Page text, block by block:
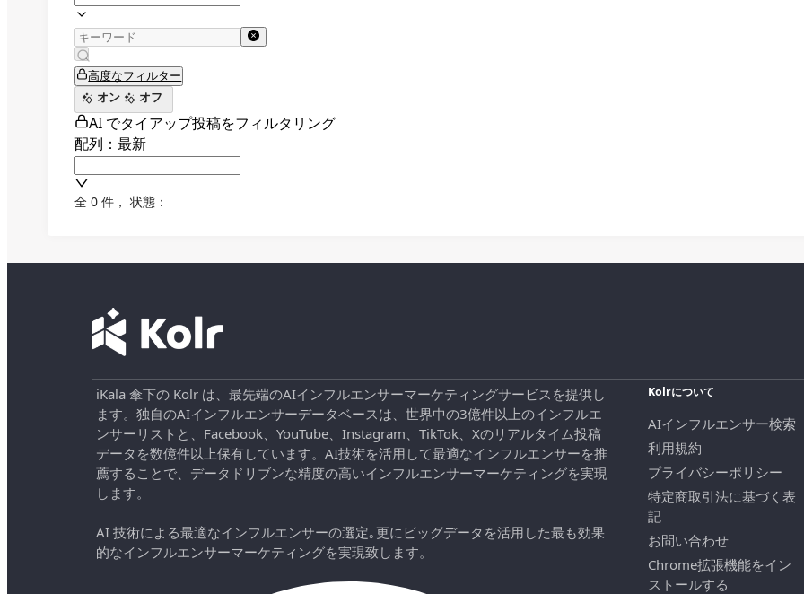
高度なフィルター
オン
オフ
AI でタイアップ投稿をフィルタリング
配列：最新
全 0 件 ， 状態：
iKala 傘下の Kolr は、最先端のAIインフルエンサーマーケティングサービスを提供し
ます。独自のAIインフルエンサーデータベースは、世界中の3億件以上のインフルエ
ンサーリストと、Facebook、YouTube、Instagram、TikTok、Xのリアルタイム投稿
データを数億件以上保有しています。AI技術を活用して最適なインフルエンサーを推
薦することで、データドリブンな精度の高いインフルエンサーマーケティングを実現
します。
AI 技術による最適なインフルエンサーの選定｡更にビッグデータを活用した最も効果
的なインフルエンサーマーケティングを実現致します。
Kolrについて
AIインフルエンサー検索
利用規約
プライバシーポリシー
特定商取引法に基づく表
記
お問い合わせ
Chrome拡張機能をイン
ストールする